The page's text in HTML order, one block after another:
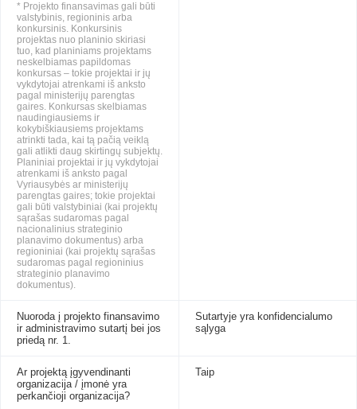
* Projekto finansavimas gali būti
valstybinis, regioninis arba
konkursinis. Konkursinis
projektas nuo planinio skiriasi
tuo, kad planiniams projektams
neskelbiamas papildomas
konkursas – tokie projektai ir jų
vykdytojai atrenkami iš anksto
pagal ministerijų parengtas
gaires. Konkursas skelbiamas
naudingiausiems ir
kokybiškiausiems projektams
atrinkti tada, kai tą pačią veiklą
gali atlikti daug skirtingų subjektų.
Planiniai projektai ir jų vykdytojai
atrenkami iš anksto pagal
Vyriausybės ar ministerijų
parengtas gaires; tokie projektai
gali būti valstybiniai (kai projektų
sąrašas sudaromas pagal
nacionalinius strateginio
planavimo dokumentus) arba
regioniniai (kai projektų sąrašas
sudaromas pagal regioninius
strateginio planavimo
dokumentus).
Nuoroda į projekto finansavimo
ir administravimo sutartį bei jos
priedą nr. 1.
Sutartyje yra konfidencialumo
sąlyga
Ar projektą įgyvendinanti
organizacija / įmonė yra
perkančioji organizacija?
Taip